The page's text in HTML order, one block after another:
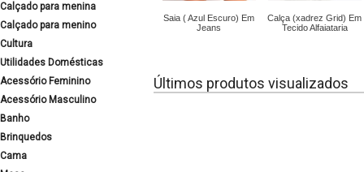
Calçado para menina
Calçado para menino
Cultura
Utilidades Domésticas
Acessório Feminino
Acessório Masculino
Banho
Brinquedos
Cama
Saia ( Azul Escuro) Em
Jeans
Calça (xadrez Grid) Em
Tecido Alfaiataria
Últimos produtos visualizados